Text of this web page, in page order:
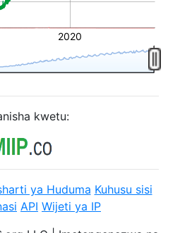
2020
kwetu:
ya Huduma Kuhusu sisi
API Wijeti ya IP